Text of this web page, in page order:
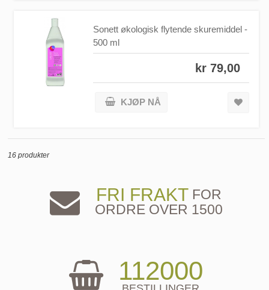
Sonett økologisk flytende skuremiddel -
500 ml
kr 79,00
KJØP NÅ
16 produkter
FRI FRAKTFOR
ORDRE OVER 1500
112000